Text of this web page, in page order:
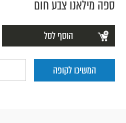
ספה מילאנו צבע חום
הוסף לסל
המשיכו לקופה